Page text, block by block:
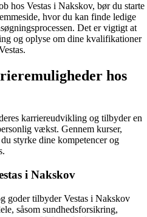
hos Vestas i Nakskov, bør du starte
hvor du kan finde ledige
Det er vigtigt at
og oplyse om dine kvalifikationer
hos
karriereudvikling og tilbyder en
vækst. Gennem kurser,
styrke dine kompetencer og
i Nakskov
goder tilbyder Vestas i Nakskov
såsom sundhedsforsikring,